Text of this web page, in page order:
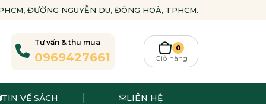
ĐƯỜNG NGUYỄN DU, ĐÔNG HOÀ, TPHCM.
Tư vấn & thu mua
0969427661
0
Giỏ hàng
TIN VỀ SÁCH LIÊN HỆ